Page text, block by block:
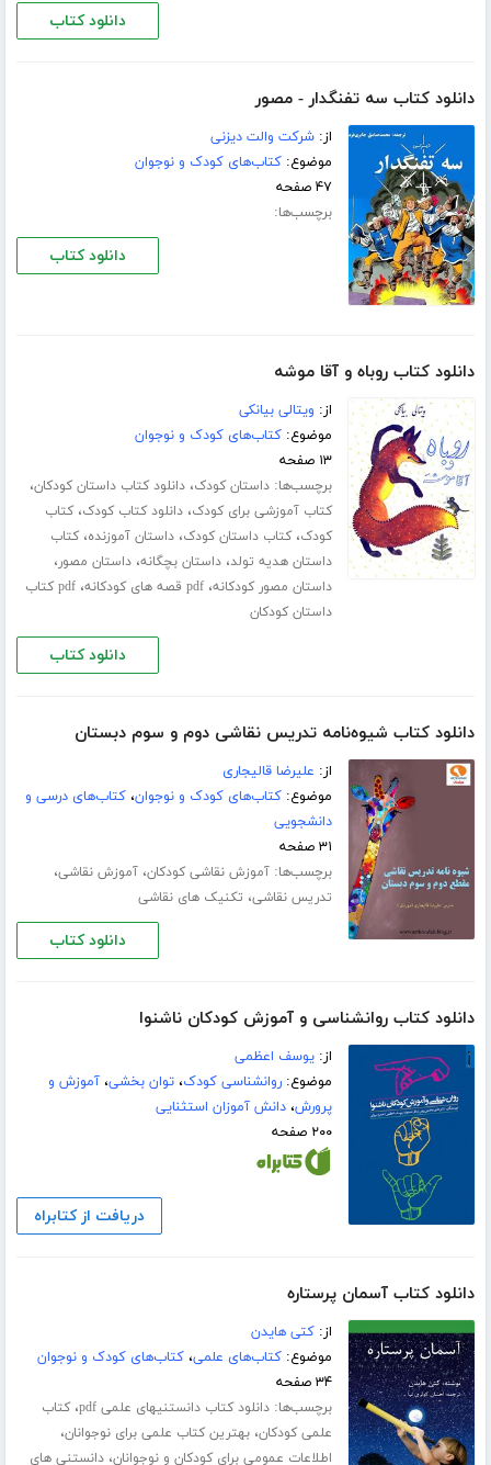
دانلود کتاب
دانلود کتاب سه تفنگدار - مصور
از:شرکت والت دیزنی
موضوع:کتاب‌های کودک و نوجوان
۴۷ صفحه
برچسب‌ها:
دانلود کتاب
دانلود کتاب روباه و آقا موشه
از: ویتالی بیانکی
موضوع:کتاب‌های کودک و نوجوان
۱۳ صفحه
برچسب‌ها:داستان کودک،دانلود کتاب داستان کودکان،
کتاب آموزشی برای کودک،دانلود کتاب کودک،کتاب
کودک،کتاب داستان کودک،داستان آموزنده،کتاب
داستان هدیه تولد،داستان بچگانه،داستان مصور،
داستان مصور کودکانه،pdf قصه های کودکانه ،
pdf کتاب
داستان کودکان
دانلود کتاب
دانلود کتاب شیوه‌نامه تدریس نقاشی دوم و سوم دبستان
از: علیرضا قالیجاری
موضوع:کتاب‌های کودک و نوجوان،کتاب‌های درسی و
دانشجویی
۳۱ صفحه
برچسب‌ها:آموزش نقاشی کودکان،آموزش نقاشی،
تدریس نقاشی، تکنیک های نقاشی
دانلود کتاب
دانلود کتاب روانشناسی و آموزش کودکان ناشنوا
از:یوسف اعظمی
موضوع:روانشناسی کودک،توان بخشی،آموزش و
پرورش،دانش آموزان استثنایی
۲۰۰ صفحه
دریافت از کتابراه
دانلود کتاب آسمان پرستاره
از:کتی هایدن
موضوع:کتاب‌های علمی،کتاب‌های کودک و نوجوان
۳۴ صفحه
برچسب‌ها:دانلود کتاب دانستنیهای علمی pdf ،کتاب
علمی کودکان،بهترین کتاب علمی برای نوجوانان،
اطلاعات عمومی برای کودکان و نوجوانان،دانستنی های